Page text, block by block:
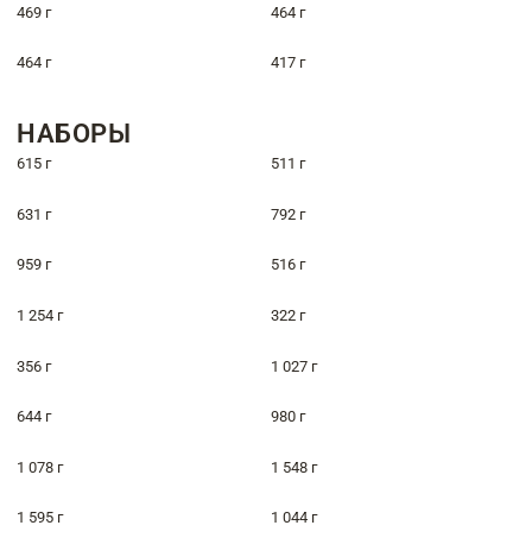
469 г 464 г
464 г 417 г
НАБОРЫ
615 г 511 г
631 г 792 г
959 г 516 г
1 254 г 322 г
356 г 1 027 г
644 г 980 г
1 078 г 1 548 г
1 595 г 1 044 г